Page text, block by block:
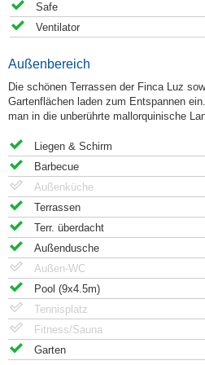
Safe
Ventilator
Außenbereich
Die schönen Terrassen der Finca Luz
Gartenflächen laden zum Entspannen
man in die unberührte mallorquinische
Liegen & Schirm
Barbecue
Außenküche
Terrassen
Terr. überdacht
Außendusche
Außen-WC
Pool (9x4.5m)
Tennisplatz
Fitness/Sauna
Garten